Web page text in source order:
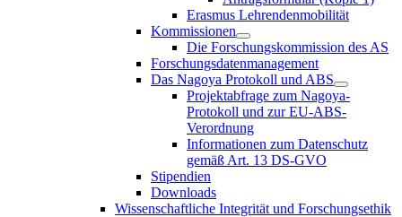
Erasmus Lehrendenmobilität
Kommissionen
Die Forschungskommission des AS
Forschungsdatenmanagement
Das Nagoya Protokoll und ABS
Projektabfrage zum Nagoya-
Protokoll und zur EU-ABS-
Verordnung
Informationen zum Datenschutz
gemäß Art. 13 DS-GVO
Stipendien
Downloads
Wissenschaftliche Integrität und Forschungsethik